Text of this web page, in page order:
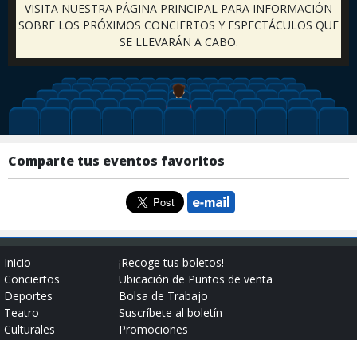
VISITA NUESTRA PÁGINA PRINCIPAL PARA INFORMACIÓN
SOBRE LOS PRÓXIMOS CONCIERTOS Y ESPECTÁCULOS QUE
SE LLEVARÁN A CABO.
Comparte tus eventos favoritos
Inicio
Conciertos
Deportes
Teatro
Culturales
¡Recoge tus boletos!
Ubicación de Puntos de venta
Bolsa de Trabajo
Suscríbete al boletín
Promociones